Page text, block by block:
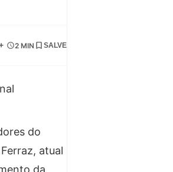
2 MIN SALVE
do
atual
da